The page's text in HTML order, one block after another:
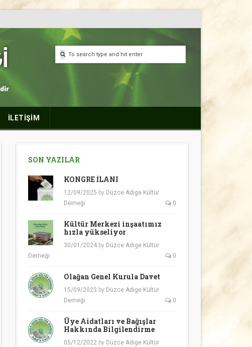
İLETİŞİM
SON YAZILAR
KONGRE İLANI
12/09/2025 by Düzce Adıge Kültür
Derneği
0
Kültür Merkezi inşaatımız
hızla yükseliyor
30/01/2024by Düzce Adıge Kültür
Derneği
0
Olağan Genel Kurula Davet
15/09/2023 by Düzce Adıge Kültür
Derneği
0
Üye Aidatları ve Bağışlar
Hakkında Bilgilendirme
05/12/2022by Düzce Adıge Kültür